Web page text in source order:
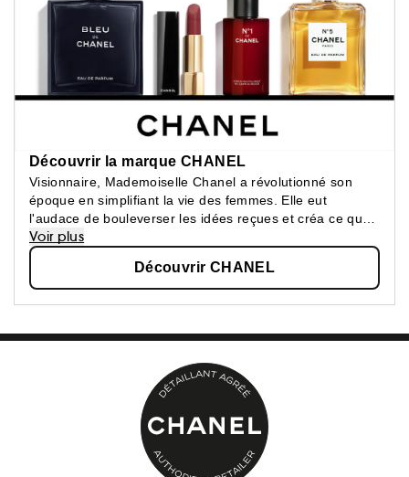
Découvrir la marque CHANEL
Visionnaire, Mademoiselle Chanel a révolutionné son
époque en simplifiant la vie des femmes. Elle eut
l'audace de bouleverser les idées reçues et créa ce que
les femmes attendaient : une beauté épurée, une
élégance confortable.
Voir plus
Découvrir CHANEL